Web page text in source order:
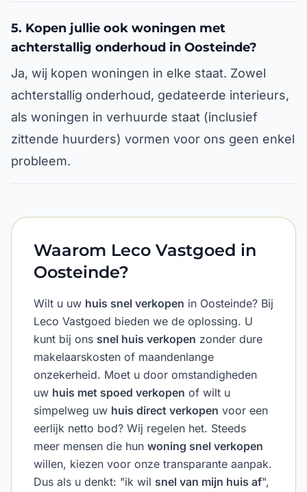
5. Kopen jullie ook woningen met
achterstallig onderhoud in Oosteinde?
Ja, wij kopen woningen in elke staat. Zowel
achterstallig onderhoud, gedateerde interieurs,
als woningen in verhuurde staat (inclusief
zittende huurders) vormen voor ons geen enkel
probleem.
Waarom Leco Vastgoed in
Oosteinde?
Wilt u uw huis snel verkopen in Oosteinde? Bij
Leco Vastgoed bieden we de oplossing. U
kunt bij ons snel huis verkopen zonder dure
makelaarskosten of maandenlange
onzekerheid. Moet u door omstandigheden
uw huis met spoed verkopen of wilt u
simpelweg uw huis direct verkopen voor een
eerlijk netto bod? Wij regelen het. Steeds
meer mensen die hun woning snel verkopen
willen, kiezen voor onze transparante aanpak.
Dus als u denkt: "ik wil snel van mijn huis af",